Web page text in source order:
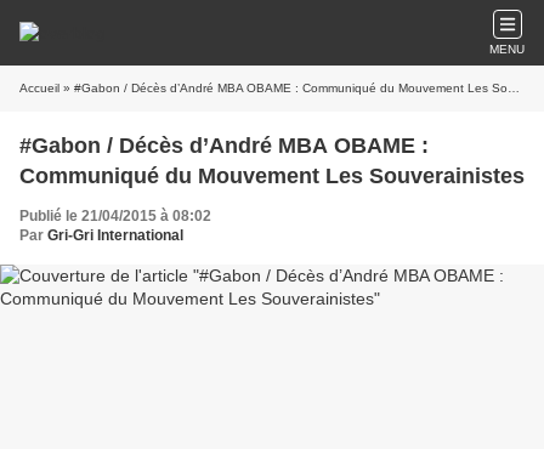
MENU
Accueil » #Gabon / Décès d’André MBA OBAME : Communiqué du Mouvement Les Souverainistes
#Gabon / Décès d’André MBA OBAME :
Communiqué du Mouvement Les Souverainistes
Publié le 21/04/2015 à 08:02
Par Gri-Gri International